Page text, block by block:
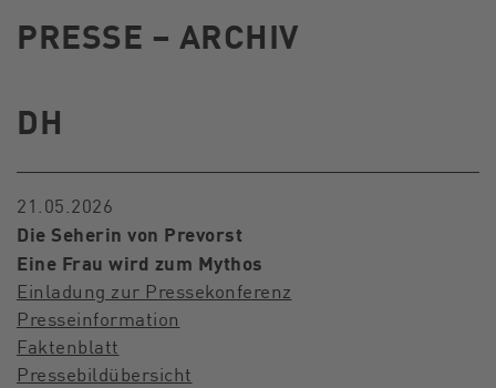
PRESSE – ARCHIV
DH
21.05.2026
Die Seherin von Prevorst
Eine Frau wird zum Mythos
Einladung zur Pressekonferenz
Presseinformation
Faktenblatt
Pressebildübersicht